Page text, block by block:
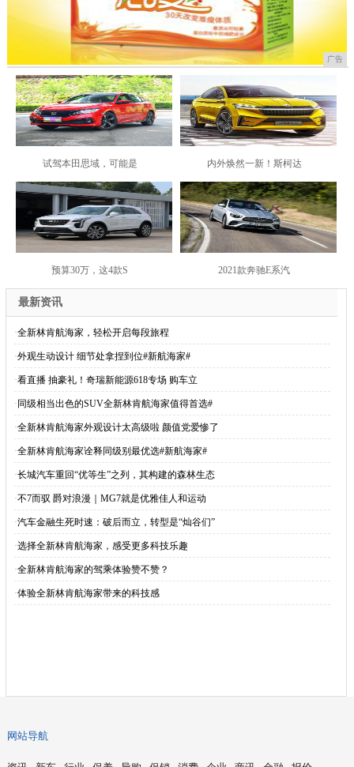
广告
试驾本田思域，可能是 内外焕然一新！斯柯达
预算30万，这4款S 2021款奔驰E系汽
最新资讯
·全新林肯航海家，轻松开启每段旅程
·外观生动设计 细节处拿捏到位#新航海家#
·看直播 抽豪礼！奇瑞新能源618专场 购车立
· 同级相当出色的SUV全新林肯航海家值得首选#
·全新林肯航海家外观设计太高级啦 颜值党爱惨了
·全新林肯航海家诠释同级别最优选#新航海家#
·长城汽车重回“优等生”之列，其构建的森林生态
·不7而驭 爵对浪漫｜MG7就是优雅佳人和运动
·汽车金融生死时速：破后而立，转型是“灿谷们”
·选择全新林肯航海家，感受更多科技乐趣
·全新林肯航海家的驾乘体验赞不赞？
·体验全新林肯航海家带来的科技感
网站导航